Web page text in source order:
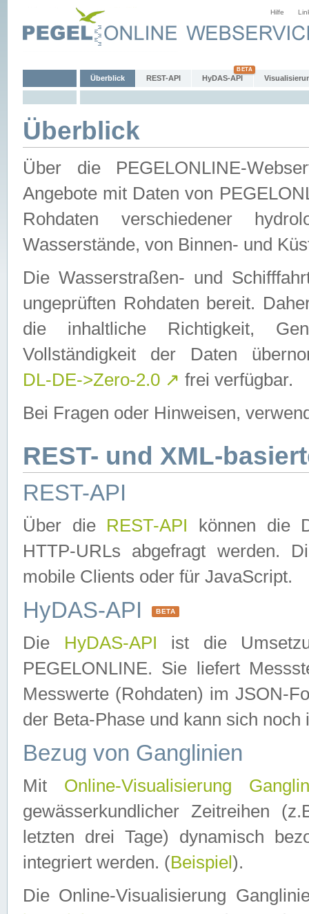
Hilfe
Überblick REST-API HyDAS-API
Überblick
Über die PEGELONLINE-
Angebote mit Daten von
Rohdaten verschiedener
Wasserstände, von Binnen- und
Die Wasserstraßen- und
ungeprüften Rohdaten bereit.
die inhaltliche Richtigkeit,
Vollständigkeit der Daten
DL-DE->Zero-2.0 ↗ frei verfügbar.
Bei Fragen oder Hinweisen,
REST- und XML-
REST-API
Über die REST-API können die
HTTP-URLs abgefragt werden.
mobile Clients oder für JavaScript.
HyDAS-API BETA
Die HyDAS-API ist die
PEGELONLINE. Sie liefert
Messwerte (Rohdaten) im JSON-
der Beta-Phase und kann sich noch
Bezug von Ganglinien
Mit Online-Visualisierung
gewässerkundlicher Zeitreihen
letzten drei Tage) dynamisch
integriert werden. (Beispiel ).
Die Online-Visualisierung